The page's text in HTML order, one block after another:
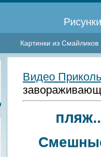
Картинки из Смайликов
Видео